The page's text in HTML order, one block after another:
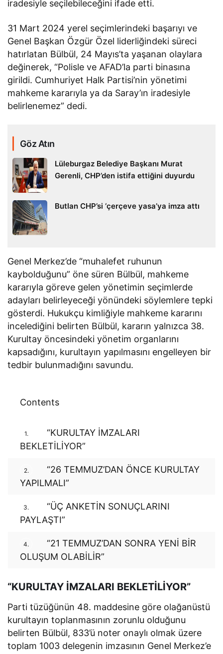
iradesiyle seçilebileceğini ifade etti.
31 Mart 2024 yerel seçimlerindeki başarıyı ve
Genel Başkan Özgür Özel liderliğindeki süreci
hatırlatan Bülbül, 24 Mayıs’ta yaşanan olaylara
değinerek, “Polisle ve AFAD’la parti binasına
girildi. Cumhuriyet Halk Partisi’nin yönetimi
mahkeme kararıyla ya da Saray’ın iradesiyle
belirlenemez” dedi.
Göz Atın
Lüleburgaz Belediye Başkanı Murat
Gerenli, CHP’den istifa ettiğini duyurdu
Butlan CHP’si ‘çerçeve yasa’ya imza attı
Genel Merkez’de “muhalefet ruhunun
kaybolduğunu” öne süren Bülbül, mahkeme
kararıyla göreve gelen yönetimin seçimlerde
adayları belirleyeceği yönündeki söylemlere tepki
gösterdi. Hukukçu kimliğiyle mahkeme kararını
incelediğini belirten Bülbül, kararın yalnızca 38.
Kurultay öncesindeki yönetim organlarını
kapsadığını, kurultayın yapılmasını engelleyen bir
tedbir bulunmadığını savundu.
Contents
1.
“KURULTAY İMZALARI
BEKLETİLİYOR”
2.
“26 TEMMUZ’DAN ÖNCE KURULTAY
YAPILMALI”
3.
“ÜÇ ANKETİN SONUÇLARINI
PAYLAŞTI”
4.
“21 TEMMUZ’DAN SONRA YENİ BİR
OLUŞUM OLABİLİR”
“KURULTAY İMZALARI BEKLETİLİYOR”
Parti tüzüğünün 48. maddesine göre olağanüstü
kurultayın toplanmasının zorunlu olduğunu
belirten Bülbül, 833’ü noter onaylı olmak üzere
toplam 1003 delegenin imzasının Genel Merkez’e